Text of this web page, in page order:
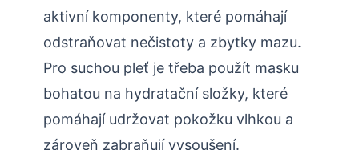
aktivní komponenty, které pomáhají
odstraňovat nečistoty a zbytky mazu.
Pro suchou pleť je třeba použít masku
bohatou na hydratační složky, které
pomáhají udržovat pokožku vlhkou a
zároveň zabraňují vysoušení.